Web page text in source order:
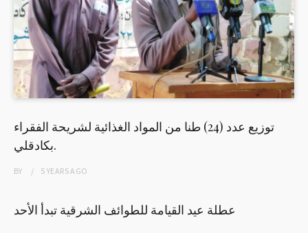
توزيع عدد (24) طنا من المواد الغذائية لشريحة الفقراء
بكادقلي.
BY 5 YEARSAGO
عطلة عيد القيامة للطوائف الشرقية تبدأ الأحد